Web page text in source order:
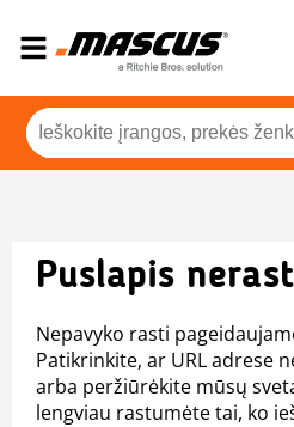
Puslapis
Nepavyko rasti
Patikrinkite, ar URL adrese
arba peržiūrėkite mūsų
lengviau rastumėte tai, ko